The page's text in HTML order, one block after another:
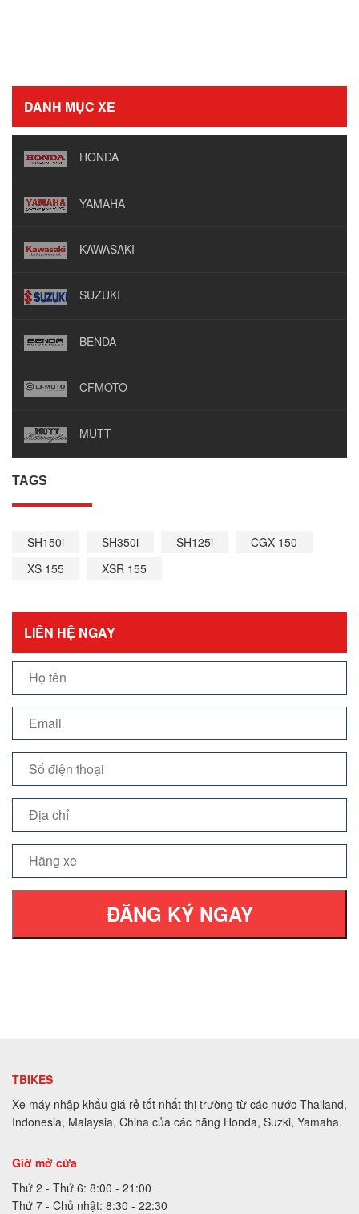
DANH MỤC XE
HONDA
YAMAHA
KAWASAKI
SUZUKI
BENDA
CFMOTO
MUTT
TAGS
SH150i SH350i SH125i
CGX 150
XS 155
XSR 155
LIÊN HỆ NGAY
ĐĂNG KÝ NGAY
TBIKES
Xe máy nhập khẩu giá rẻ tốt nhất thị trường từ các nước Thailand,
Indonesia, Malaysia, China của các hãng Honda, Suzki, Yamaha.
Giờ mở cửa
Thứ 2 - Thứ 6: 8:00 - 21:00
Thứ 7 - Chủ nhật: 8:30 - 22:30